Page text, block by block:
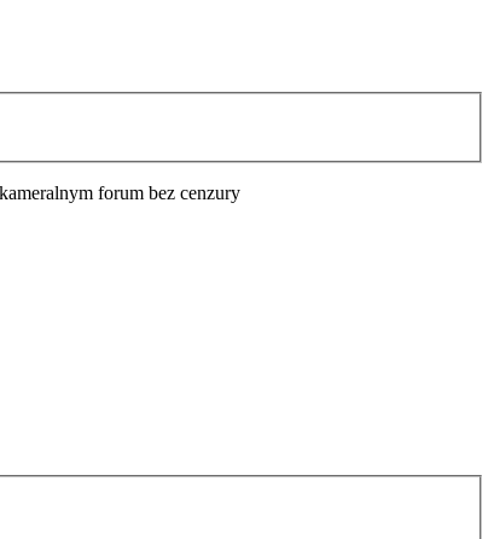
forum bez cenzury